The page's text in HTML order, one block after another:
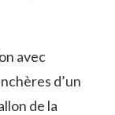
avec
d’un
de la